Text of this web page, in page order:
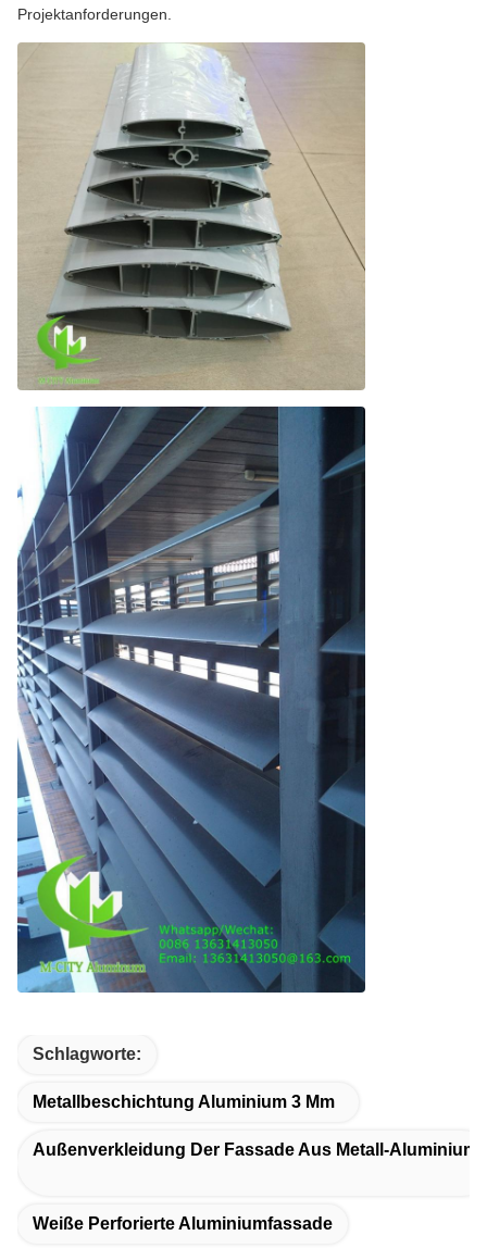
Projektanforderungen.
Schlagworte:
Metallbeschichtung Aluminium 3 Mm
Außenverkleidung Der Fassade Aus Metall-Aluminium
Weiße Perforierte Aluminiumfassade